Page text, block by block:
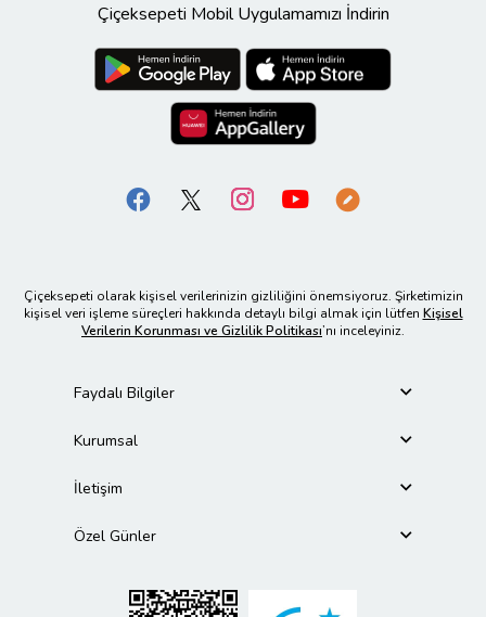
Çiçeksepeti Mobil Uygulamamızı İndirin
Çiçeksepeti olarak kişisel verilerinizin gizliliğini önemsiyoruz. Şirketimizin
kişisel veri işleme süreçleri hakkında detaylı bilgi almak için lütfen Kişisel
Verilerin Korunması ve Gizlilik Politikası’nı inceleyiniz.
Faydalı Bilgiler
Kurumsal
İletişim
Özel Günler